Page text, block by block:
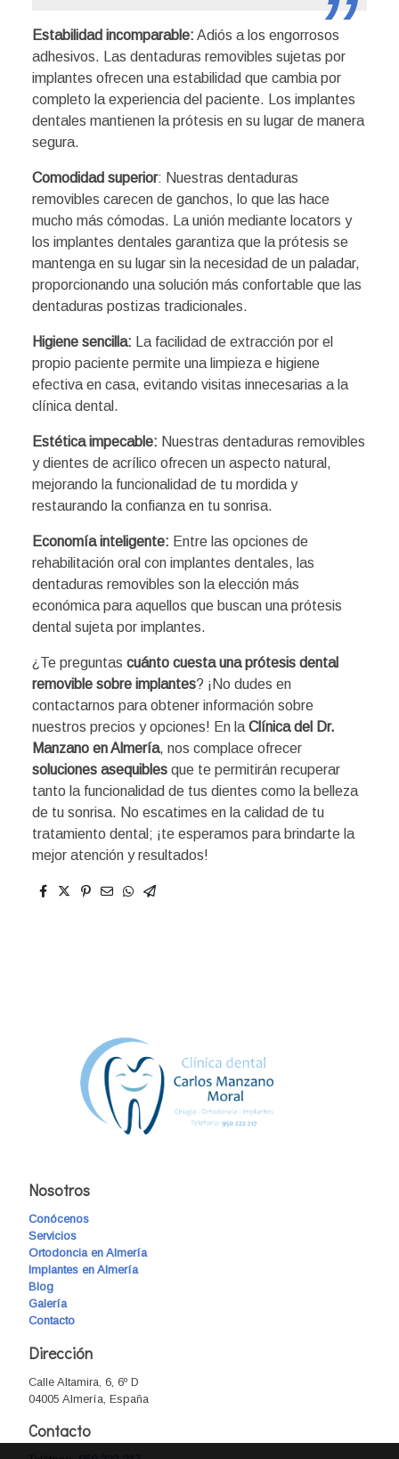
Estabilidad incomparable: Adiós a los engorrosos
adhesivos. Las dentaduras removibles sujetas por
implantes ofrecen una estabilidad que cambia por
completo la experiencia del paciente. Los implantes
dentales mantienen la prótesis en su lugar de manera
segura.
Comodidad superior: Nuestras dentaduras
removibles carecen de ganchos, lo que las hace
mucho más cómodas. La unión mediante locators y
los implantes dentales garantiza que la prótesis se
mantenga en su lugar sin la necesidad de un paladar,
proporcionando una solución más confortable que las
dentaduras postizas tradicionales.
Higiene sencilla: La facilidad de extracción por el
propio paciente permite una limpieza e higiene
efectiva en casa, evitando visitas innecesarias a la
clínica dental.
Estética impecable: Nuestras dentaduras removibles
y dientes de acrílico ofrecen un aspecto natural,
mejorando la funcionalidad de tu mordida y
restaurando la confianza en tu sonrisa.
Economía inteligente: Entre las opciones de
rehabilitación oral con implantes dentales, las
dentaduras removibles son la elección más
económica para aquellos que buscan una prótesis
dental sujeta por implantes.
¿Te preguntas cuánto cuesta una prótesis dental
removible sobre implantes? ¡No dudes en
contactarnos para obtener información sobre
nuestros precios y opciones! En la Clínica del Dr.
Manzano en Almería, nos complace ofrecer
soluciones asequibles que te permitirán recuperar
tanto la funcionalidad de tus dientes como la belleza
de tu sonrisa. No escatimes en la calidad de tu
tratamiento dental; ¡te esperamos para brindarte la
mejor atención y resultados!
Nosotros
Conócenos
Servicios
Ortodoncia en Almería
Implantes en Almería
Blog
Galería
Contacto
Dirección
Calle Altamira, 6, 6º D
04005 Almería, España
Contacto